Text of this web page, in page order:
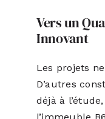
Vers un
Innovant
Les projets
D’autres
déjà à